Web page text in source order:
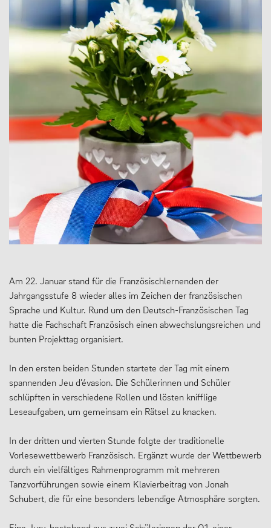
Am 22. Januar stand für die Französischlernenden der
Jahrgangsstufe 8 wieder alles im Zeichen der französischen
Sprache und Kultur. Rund um den Deutsch-Französischen Tag
hatte die Fachschaft Französisch einen abwechslungsreichen und
bunten Projekttag organisiert.
In den ersten beiden Stunden startete der Tag mit einem
spannenden Jeu d’évasion. Die Schülerinnen und Schüler
schlüpften in verschiedene Rollen und lösten knifflige
Leseaufgaben, um gemeinsam ein Rätsel zu knacken.
In der dritten und vierten Stunde folgte der traditionelle
Vorlesewettbewerb Französisch. Ergänzt wurde der Wettbewerb
durch ein vielfältiges Rahmenprogramm mit mehreren
Tanzvorführungen sowie einem Klavierbeitrag von Jonah
Schubert, die für eine besonders lebendige Atmosphäre sorgten.